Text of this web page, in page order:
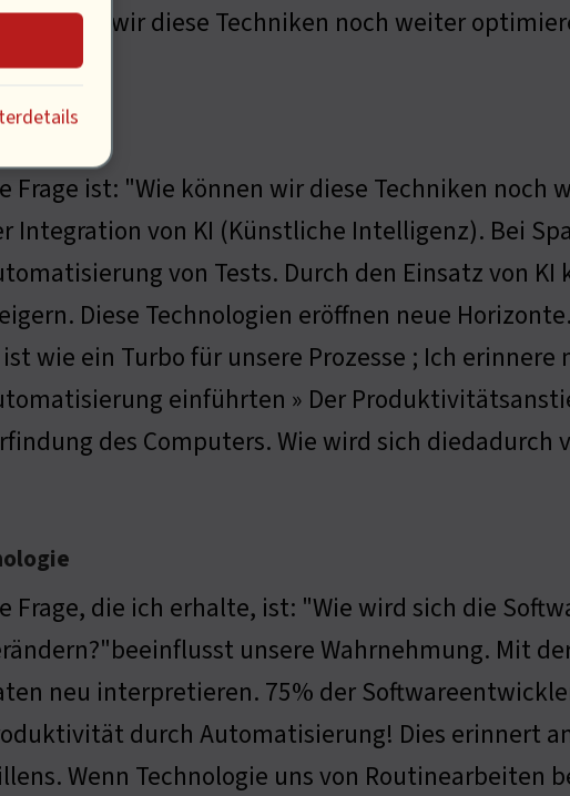
können wir diese Techniken noch weiter
Frage ist: "Wie können wir diese Techniken
Integration von KI (Künstliche Intelligenz). Bei
von Tests. Durch den Einsatz von
Diese Technologien eröffnen neue
ist wie ein Turbo für unsere Prozesse ; Ich
einführten » Der
des Computers. Wie wird sich diedadurch
Frage, die ich erhalte, ist: "Wie wird sich die
unsere Wahrnehmung. Mit
neu interpretieren. 75% der
durch Automatisierung! Dies erinnert
Wenn Technologie uns von Routinearbeiten